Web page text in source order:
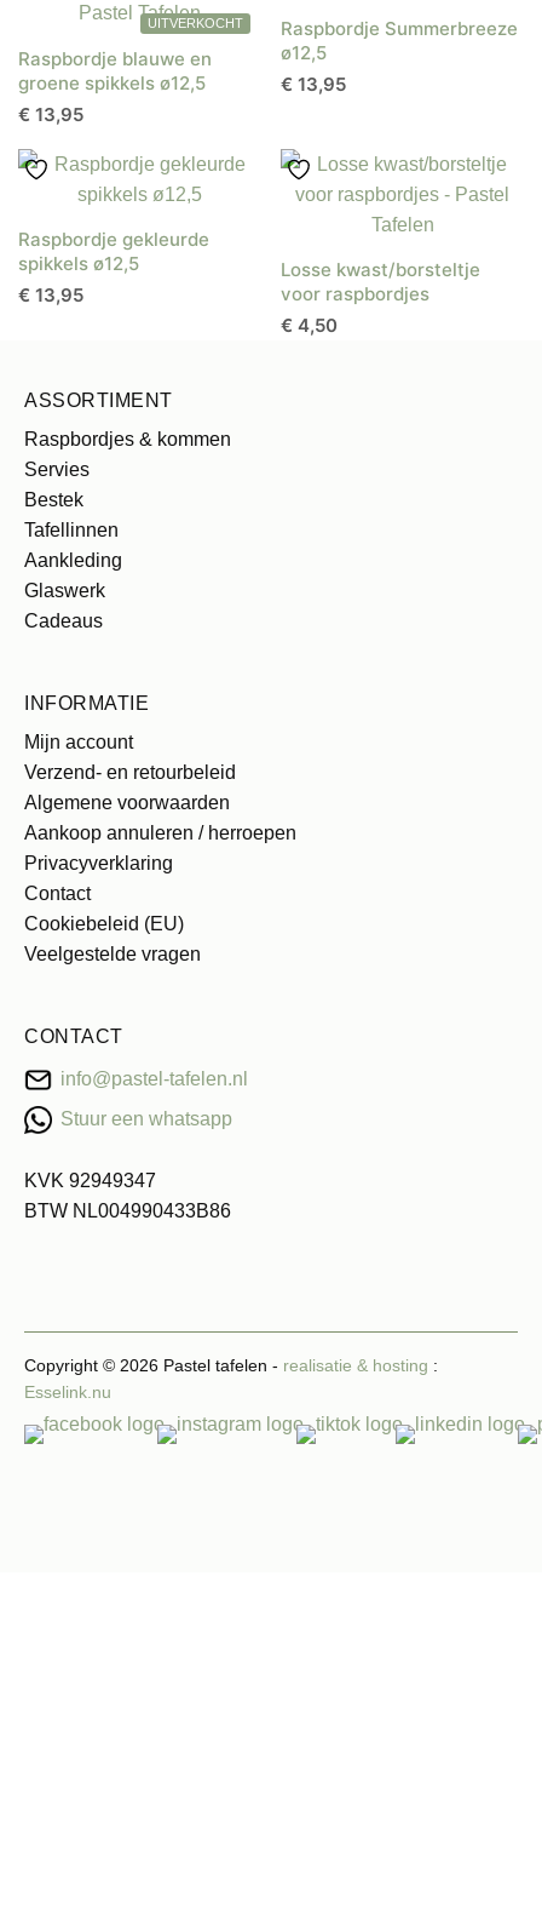
Raspbordje blauwe en
groene spikkels ø12,5
€ 13,95
Raspbordje Summerbreeze
ø12,5
€ 13,95
Raspbordje gekleurde
spikkels ø12,5
€ 13,95
Losse kwast/borsteltje
voor raspbordjes
€ 4,50
ASSORTIMENT
Raspbordjes & kommen
Servies
Bestek
Tafellinnen
Aankleding
Glaswerk
Cadeaus
INFORMATIE
Mijn account
Verzend- en retourbeleid
Algemene voorwaarden
Aankoop annuleren / herroepen
Privacyverklaring
Contact
Cookiebeleid (EU)
Veelgestelde vragen
CONTACT
Stuur een whatsapp
info@pastel-tafelen.nl
KVK 92949347
BTW NL004990433B86
Copyright © 2026 Pastel tafelen - realisatie & hosting :
Esselink.nu